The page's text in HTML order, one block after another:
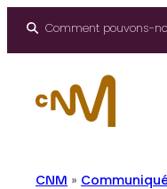
Comment pouvons-
CNM »